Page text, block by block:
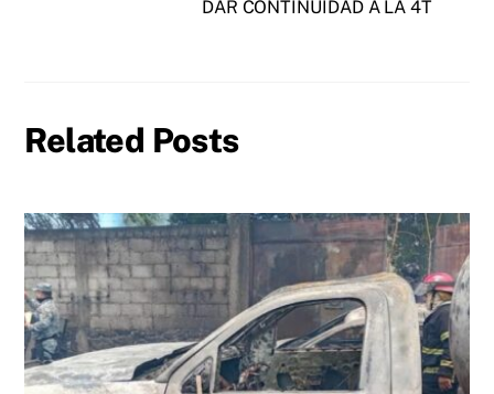
DAR CONTINUIDAD A LA 4T
Related Posts